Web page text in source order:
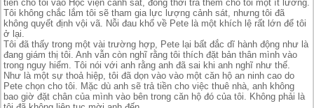
tiền cho tôi vào Học viện cảnh sát, đồng thời trả thêm cho tôi một ít lương.
Tôi không chắc lắm tôi sẽ tham gia lực lượng cảnh sát, nhưng tôi đã
không quyết định vội vã. Nỗi đau khổ về Pete là một khích lệ rất lớn để tôi
ở lại.
Tôi đã thấy trong một vài trường hợp, Pete lại bất đắc dĩ hành động như là
đang giám thị tôi. Anh vẫn còn nghĩ rằng tôi thích đặt bản thân mình vào
trong nguy hiểm. Tôi nói với anh rằng anh đã sai khi anh nghĩ như thế.
Như là một sự thoả hiệp, tôi đã dọn vào vào một căn hộ an ninh cao do
Pete chọn cho tôi. Mặc dù anh sẽ trả tiền cho việc thuê nhà, anh không
bao giờ đặt chân của mình vào bên trong căn hộ đó của tôi. Không phải là